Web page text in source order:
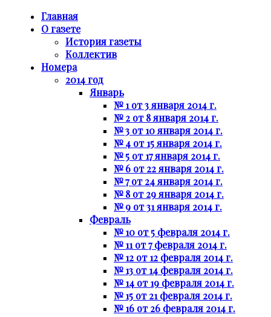
Главная
О газете
История газеты
Коллектив
Номера
2014 год
Январь
№ 1 от 3 января 2014 г.
№ 2 от 8 января 2014 г.
№ 3 от 10 января 2014 г.
№ 4 от 15 января 2014 г.
№ 5 от 17 января 2014 г.
№ 6 от 22 января 2014 г.
№ 7 от 24 января 2014 г.
№ 8 от 29 января 2014 г.
№ 9 от 31 января 2014 г.
Февраль
№ 10 от 5 февраля 2014 г.
№ 11 от 7 февраля 2014 г.
№ 12 от 12 февраля 2014 г.
№ 13 от 14 февраля 2014 г.
№ 14 от 19 февраля 2014 г.
№ 15 от 21 февраля 2014 г.
№ 16 от 26 февраля 2014 г.